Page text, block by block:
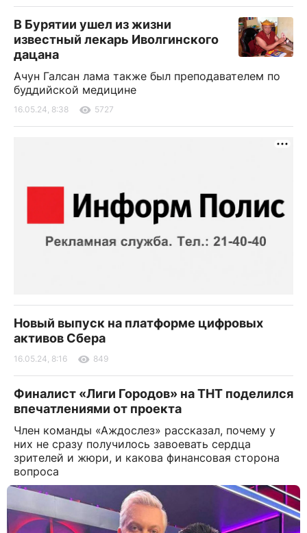
В Бурятии ушел из жизни
известный лекарь Иволгинского
дацана
Ачун Галсан лама также был преподавателем по
буддийской медицине
16.05.24, 8:38 5727
Новый выпуск на платформе цифровых
активов Сбера
16.05.24, 8:16 849
Финалист «Лиги Городов» на ТНТ поделился
впечатлениями от проекта
Член команды «Аждослез» рассказал, почему у
них не сразу получилось завоевать сердца
зрителей и жюри, и какова финансовая сторона
вопроса